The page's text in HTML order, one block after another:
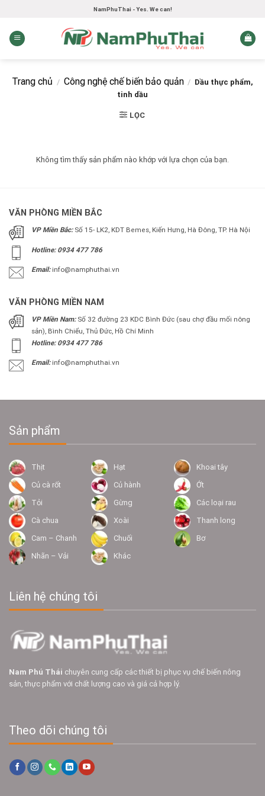
content
NamPhuThai - Yes. We can!
Trang chủ / Công nghệ chế biến bảo quản / Dầu thực phẩm,
tinh dầu
LỌC
Không tìm thấy sản phẩm nào khớp với lựa chọn của bạn.
VĂN PHÒNG MIỀN BẮC
VP Miền Bắc:Số 15- LK2, KDT Bemes, Kiến Hưng, Hà Đông, TP. Hà Nội
Hotline: 0934 477 786
Email: info@namphuthai.vn
VĂN PHÒNG MIỀN NAM
VP Miền Nam:Số 32 đường 23 KDC Bình Đức (sau chợ đầu mối nông
sản), Bình Chiểu, Thủ Đức, Hồ Chí Minh
Hotline: 0934 477 786
Email:info@namphuthai.vn
Sản phẩm
Thịt Hạt
Khoai tây
Củ cà rốt
Củ hành
Ớt
Tỏi
Gừng
Các loại rau
Cà chua
Xoài
Thanh long
Cam – Chanh
Chuối
Bơ
Nhãn – Vải
Khác
Liên hệ chúng tôi
Nam Phú Thái chuyên cung cấp các thiết bị phục vụ chế biến nông
sản, thực phẩm với chất lượng cao và giá cả hợp lý.
Theo dõi chúng tôi